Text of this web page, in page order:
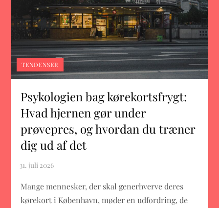
TENDENSER
Psykologien bag kørekortsfrygt:
Hvad hjernen gør under
prøvepres, og hvordan du træner
dig ud af det
Mange mennesker, der skal generhverve deres
kørekort i København, møder en udfordring, de